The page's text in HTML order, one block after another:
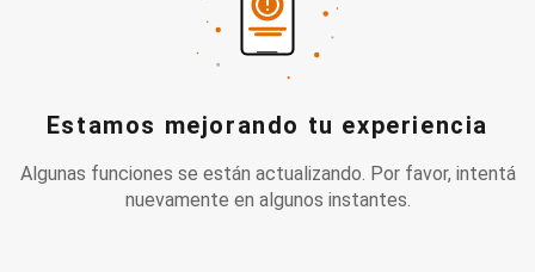
Estamos mejorando tu experiencia
Algunas funciones se están actualizando. Por favor, intentá
nuevamente en algunos instantes.